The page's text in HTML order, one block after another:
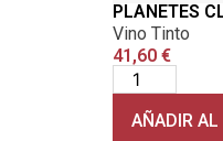
PLANETES
Vino Tinto
41,60 €
AÑADIR AL